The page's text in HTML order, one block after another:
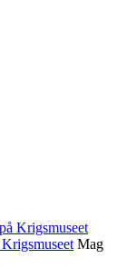
Mag